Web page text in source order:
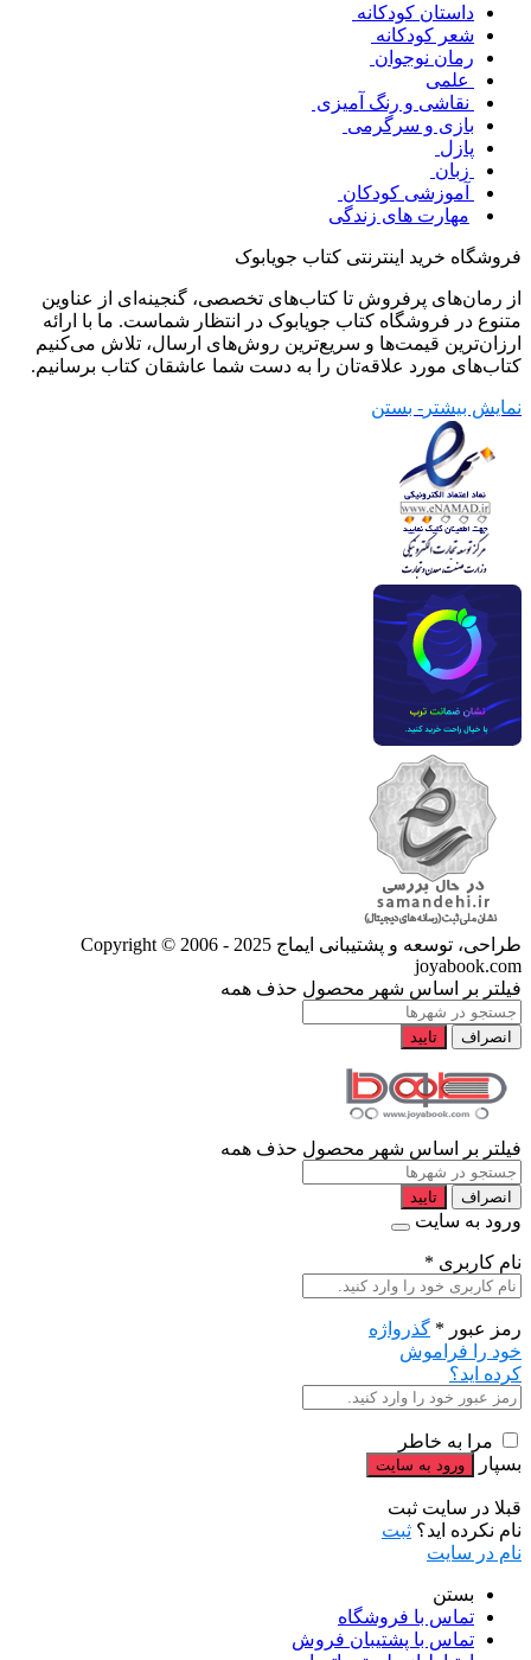
داستان کودکانه
شعر کودکانه
رمان نوجوان
علمی
نقاشی و رنگ آمیزی
بازی و سرگرمی
پازل
زبان
آموزشی کودکان
مهارت های زندگی
فروشگاه خرید اینترنتی کتاب جویابوک
از رمان‌های پرفروش تا کتاب‌های تخصصی، گنجینه‌ای از عناوین
متنوع در فروشگاه کتاب جویابوک در انتظار شماست. ما با ارائه
ارزان‌ترین قیمت‌ها و سریع‌ترین روش‌های ارسال، تلاش می‌کنیم
کتاب‌های مورد علاقه‌تان را به دست شما عاشقان کتاب برسانیم.
نمایش بیشتر - بستن
طراحی، توسعه و پشتیبانی ایماج Copyright © 2006 - 2025
joyabook.com
فیلتر بر اساس شهر محصول حذف همه
انصراف تایید
فیلتر بر اساس شهر محصول حذف همه
انصراف تایید
ورود به سایت
نام کاربری *
رمز عبور * گذرواژه
خود را فراموش
کرده اید؟
مرا به خاطر
بسپار
قبلا در سایت ثبت
نام نکرده اید؟ ثبت
نام در سایت
بستن
تماس با فروشگاه
تماس با پشتیبان فروش